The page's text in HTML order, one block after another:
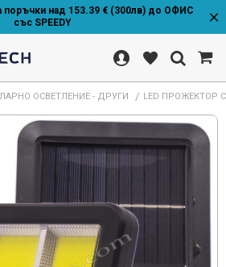
поръчки над 153.39 € (300лв) до ОФИС
със SPEEDY
ОСВЕТЛЕНИЕ - ДРУГИ LED ПРОЖЕКТОР